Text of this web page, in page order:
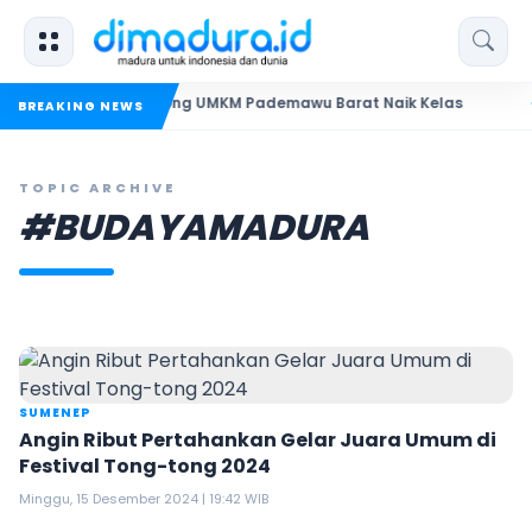
BREAKING NEWS
Madura Dorong UMKM Pademawu Barat Naik Kelas
TOPIC ARCHIVE
#BUDAYAMADURA
SUMENEP
Angin Ribut Pertahankan Gelar Juara Umum di
Festival Tong-tong 2024
Minggu, 15 Desember 2024 | 19:42 WIB